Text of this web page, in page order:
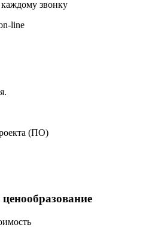
каждому звонку
line
(ПО)